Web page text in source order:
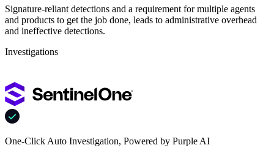
Signature-reliant detections and a requirement for multiple agents
and products to get the job done, leads to administrative overhead
and ineffective detections.
Investigations
One-Click Auto Investigation, Powered by Purple AI